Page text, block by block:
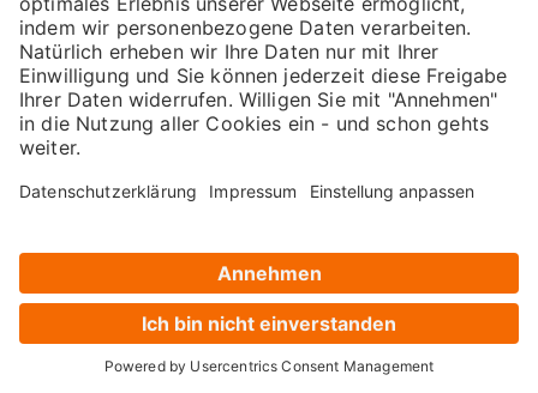
Die führende Digital Marketing Academy in Deutschland.
Seit über 15 Jahren bilden wir Marketing-Experten aus.
Hier mehr zu uns
https://www.121watt.de/fakten/121watt-gmbh/
info@121watt.de